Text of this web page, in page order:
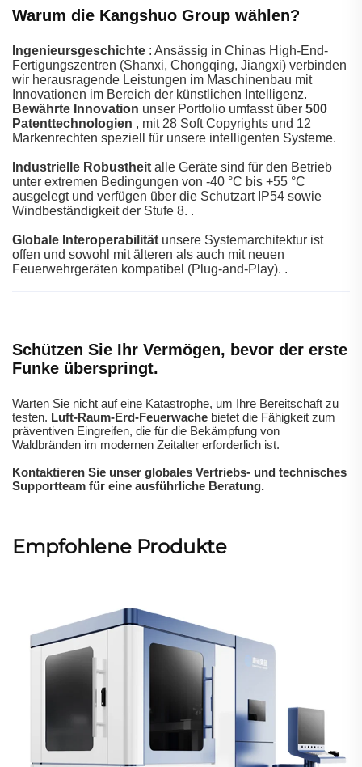
Warum die Kangshuo Group wählen?
Ingenieursgeschichte : Ansässig in Chinas High-End-
Fertigungszentren (Shanxi, Chongqing, Jiangxi) verbinden
wir herausragende Leistungen im Maschinenbau mit
Innovationen im Bereich der künstlichen Intelligenz.
Bewährte Innovation unser Portfolio umfasst über 500
Patenttechnologien , mit 28 Soft Copyrights und 12
Markenrechten speziell für unsere intelligenten Systeme.
Industrielle Robustheit alle Geräte sind für den Betrieb
unter extremen Bedingungen von -40 °C bis +55 °C
ausgelegt und verfügen über die Schutzart IP54 sowie
Windbeständigkeit der Stufe 8. .
Globale Interoperabilität unsere Systemarchitektur ist
offen und sowohl mit älteren als auch mit neuen
Feuerwehrgeräten kompatibel (Plug-and-Play). .
Schützen Sie Ihr Vermögen, bevor der erste
Funke überspringt.
Warten Sie nicht auf eine Katastrophe, um Ihre Bereitschaft zu
testen. Luft-Raum-Erd-Feuerwache bietet die Fähigkeit zum
präventiven Eingreifen, die für die Bekämpfung von
Waldbränden im modernen Zeitalter erforderlich ist.
Kontaktieren Sie unser globales Vertriebs- und technisches
Supportteam für eine ausführliche Beratung.
Empfohlene Produkte